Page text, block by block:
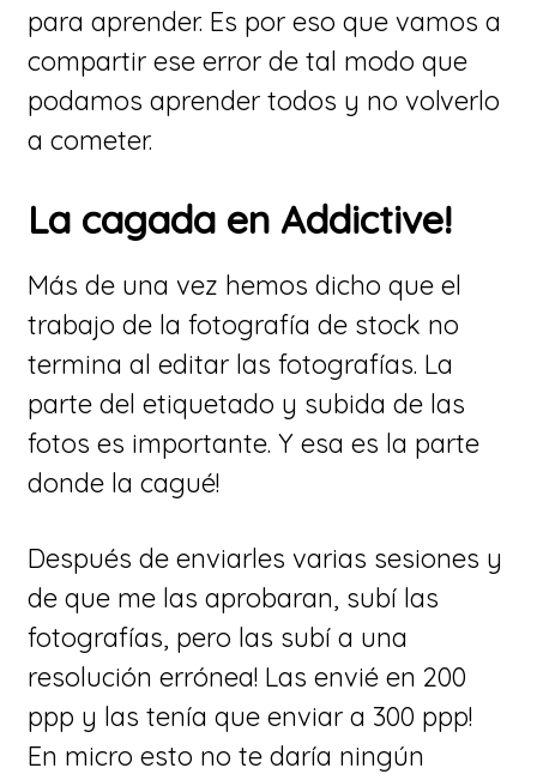
para aprender. Es por eso que vamos a
compartir ese error de tal modo que
podamos aprender todos y no volverlo
a cometer.
La cagada en Addictive!
Más de una vez hemos dicho que el
trabajo de la fotografía de stock no
termina al editar las fotografías. La
parte del etiquetado y subida de las
fotos es importante. Y esa es la parte
donde la cagué!
Después de enviarles varias sesiones y
de que me las aprobaran, subí las
fotografías, pero las subí a una
resolución errónea! Las envié en 200
ppp y las tenía que enviar a 300 ppp!
En micro esto no te daría ningún